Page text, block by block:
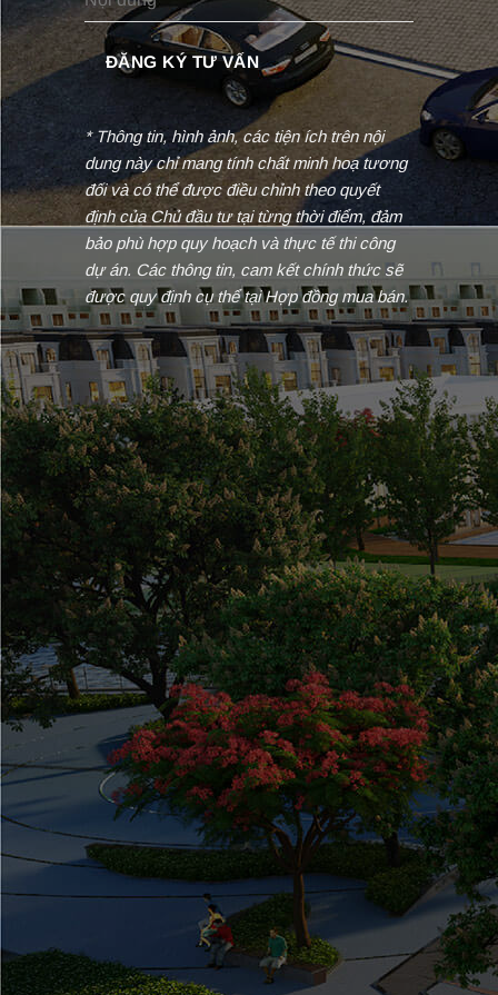
* Thông tin, hình ảnh, các tiện ích trên nội
dung này chỉ mang tính chất minh hoạ tương
đối và có thể được điều chỉnh theo quyết
định của Chủ đầu tư tại từng thời điểm, đảm
bảo phù hợp quy hoạch và thực tế thi công
dự án. Các thông tin, cam kết chính thức sẽ
được quy định cụ thể tại Hợp đồng mua bán.